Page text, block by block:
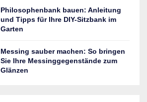
Philosophenbank bauen: Anleitung
und Tipps für Ihre DIY-Sitzbank im
Garten
Messing sauber machen: So bringen
Sie Ihre Messinggegenstände zum
Glänzen